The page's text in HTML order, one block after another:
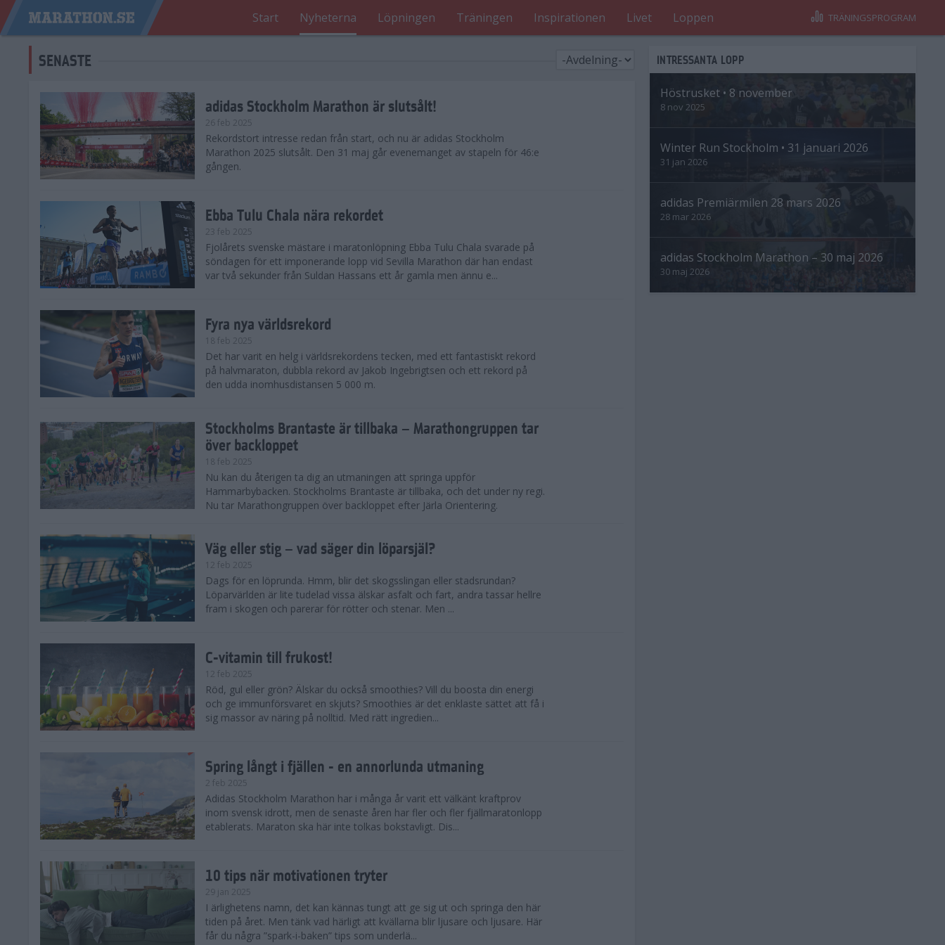
Start Nyheterna Löpningen Träningen Inspirationen Livet Loppen TRÄNINGSPROGRAM
SENASTE
adidas Stockholm Marathon är slutsålt!
26 feb 2025
Rekordstort intresse redan från start, och nu är adidas Stockholm
Marathon 2025 slutsålt. Den 31 maj går evenemanget av stapeln för 46:e
gången.
Ebba Tulu Chala nära rekordet
23 feb 2025
Fjolårets svenske mästare i maratonlöpning Ebba Tulu Chala svarade på
söndagen för ett imponerande lopp vid Sevilla Marathon där han endast
var två sekunder från Suldan Hassans ett år gamla men ännu e...
Fyra nya världsrekord
18 feb 2025
Det har varit en helg i världsrekordens tecken, med ett fantastiskt rekord
på halvmaraton, dubbla rekord av Jakob Ingebrigtsen och ett rekord på
den udda inomhusdistansen 5 000 m.
Stockholms Brantaste är tillbaka – Marathongruppen tar
över backloppet
18 feb 2025
Nu kan du återigen ta dig an utmaningen att springa uppför
Hammarbybacken. Stockholms Brantaste är tillbaka, och det under ny regi.
Nu tar Marathongruppen över backloppet efter Järla Orientering.
Väg eller stig – vad säger din löparsjäl?
12 feb 2025
Dags för en löprunda. Hmm, blir det skogsslingan eller stadsrundan?
Löparvärlden är lite tudelad vissa älskar asfalt och fart, andra tassar hellre
fram i skogen och parerar för rötter och stenar. Men ...
C-vitamin till frukost!
12 feb 2025
Röd, gul eller grön? Älskar du också smoothies? Vill du boosta din energi
och ge immunförsvaret en skjuts? Smoothies är det enklaste sättet att få i
sig massor av näring på nolltid. Med rätt ingredien...
Spring långt i fjällen - en annorlunda utmaning
2 feb 2025
Adidas Stockholm Marathon har i många år varit ett välkänt kraftprov
inom svensk idrott, men de senaste åren har fler och fler fjällmaratonlopp
etablerats. Maraton ska här inte tolkas bokstavligt. Dis...
10 tips när motivationen tryter
29 jan 2025
I ärlighetens namn, det kan kännas tungt att ge sig ut och springa den här
tiden på året. Men tänk vad härligt att kvällarna blir ljusare och ljusare. Här
får du några ”spark-i-baken” tips som underlä...
INTRESSANTA LOPP
Höstrusket • 8 november
8 nov 2025
Winter Run Stockholm • 31 januari 2026
31 jan 2026
adidas Premiärmilen 28 mars 2026
28 mar 2026
adidas Stockholm Marathon – 30 maj 2026
30 maj 2026